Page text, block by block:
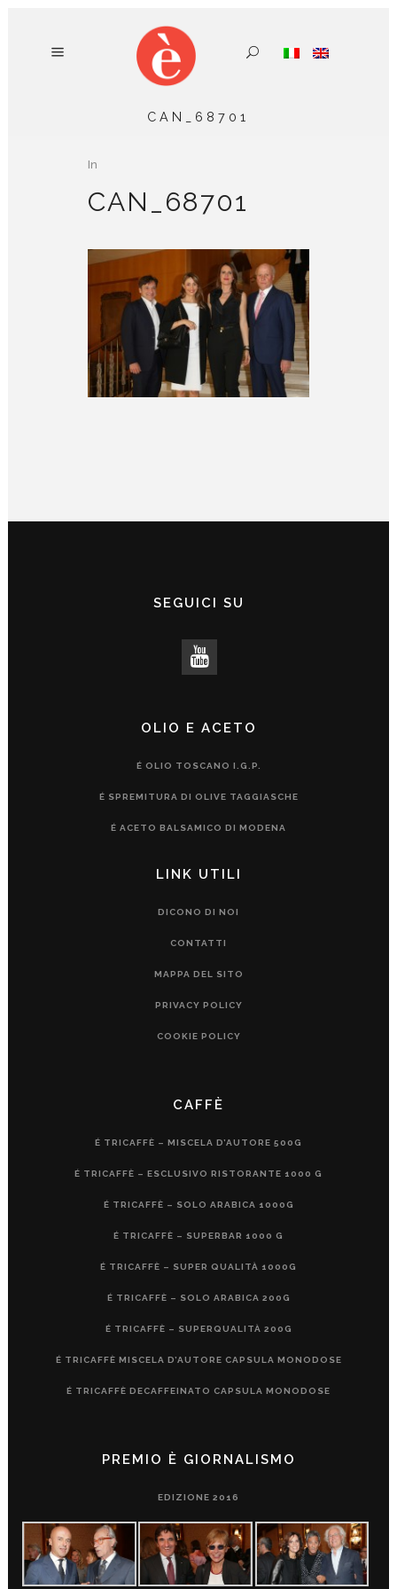
CAN_68701
In
CAN_68701
SEGUICI SU
OLIO E ACETO
É OLIO TOSCANO I.G.P.
É SPREMITURA DI OLIVE TAGGIASCHE
É ACETO BALSAMICO DI MODENA
LINK UTILI
DICONO DI NOI
CONTATTI
MAPPA DEL SITO
PRIVACY POLICY
COOKIE POLICY
CAFFÈ
É TRICAFFÈ – MISCELA D’AUTORE 500G
É TRICAFFÈ – ESCLUSIVO RISTORANTE 1000 G
É TRICAFFÈ – SOLO ARABICA 1000G
É TRICAFFÈ – SUPERBAR 1000 G
É TRICAFFÈ – SUPER QUALITÀ 1000G
É TRICAFFÈ – SOLO ARABICA 200G
É TRICAFFÈ – SUPERQUALITÀ 200G
É TRICAFFÈ MISCELA D’AUTORE CAPSULA MONODOSE
É TRICAFFÈ DECAFFEINATO CAPSULA MONODOSE
PREMIO È GIORNALISMO
EDIZIONE 2016